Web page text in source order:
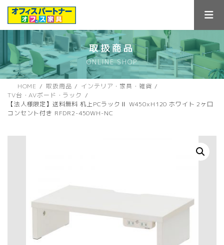
ス
キ
ン
に
取扱商品
ONLINE SHOP
HOME 取扱商品
インテリア・家具・雑貨
TV台・AVボード・ラック
【法人様限定】送料無料 机上PCラックⅡ W450xH120 ホワイト 2ヶ口
コンセント付き RFDR2-450WH-NC